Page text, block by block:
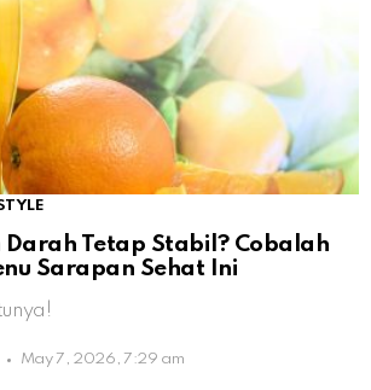
Darah Tetap Stabil? Cobalah
Sarapan Sehat Ini
May 7, 2026, 7:29 am